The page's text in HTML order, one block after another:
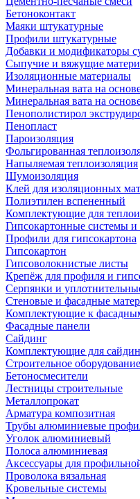
Бетоноконтакт
Маяки штукатурные
Профили штукатурные
Добавки и модификаторы
Сыпучие и вяжущие
Изоляционные материалы
Минеральная вата на основе
Минеральная вата на
Пенополистирол
Пенопласт
Пароизоляция
Фольгированная
Напыляемая теплоизоляция
Шумоизоляция
Клей для изоляционных
Полиэтилен вспененный
Комплектующие для
Гипсокартонные системы
Профили для гипсокартона
Гипсокартон
Гипсоволокнистые листы
Крепёж для профиля и
Серпянки и
Стеновые и фасадные
Комплектующие к
Фасадные панели
Сайдинг
Комплектующие для
Строительное оборудование
Бетоносмесители
Лестницы строительные
Металлопрокат
Арматура композитная
Трубы алюминиевые
Уголок алюминиевый
Полоса алюминиевая
Аксессуары для
Проволока вязальная
Кровельные системы